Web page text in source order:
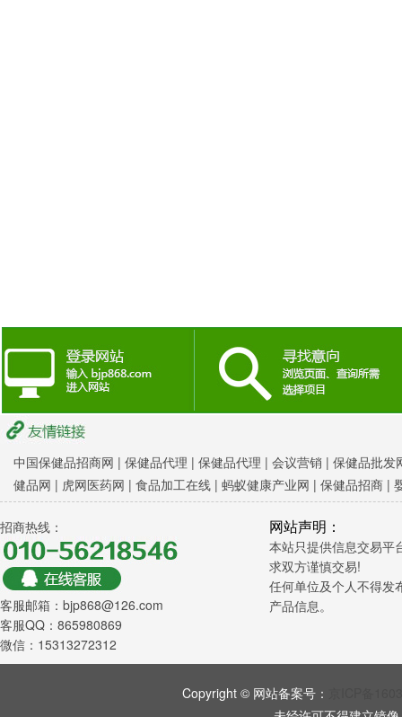
中国保健品招商网 | 保健品代理 | 保健品代理 | 会议营销 | 保健品批发
健品网 | 虎网医药网 | 食品加工在线 | 蚂蚁健康产业网 | 保健品招商 |
招商热线：
客服邮箱：bjp868@126.com
客服QQ：865980869
微信：15313272312
网站声明：
本站只提供信息交易平
求双方谨慎交易!
任何单位及个人不得发
产品信息。
Copyright © 网站备案号：